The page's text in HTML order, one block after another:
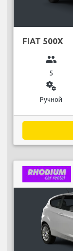
FIAT 500X
group
5
miscellaneous_services
Ручной